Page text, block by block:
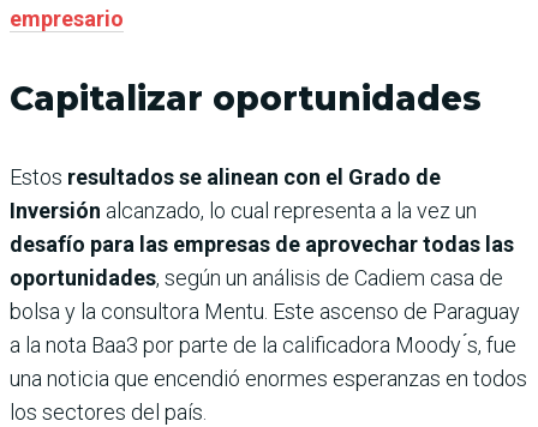
empresario
Capitalizar oportunidades
Estos resultados se alinean con el Grado de
Inversión alcanzado, lo cual representa a la vez un
desafío para las empresas de aprovechar todas las
oportunidades, según un análisis de Cadiem casa de
bolsa y la consultora Mentu. Este ascenso de Paraguay
a la nota Baa3 por parte de la calificadora Moody ́s, fue
una noticia que encendió enormes esperanzas en todos
los sectores del país.